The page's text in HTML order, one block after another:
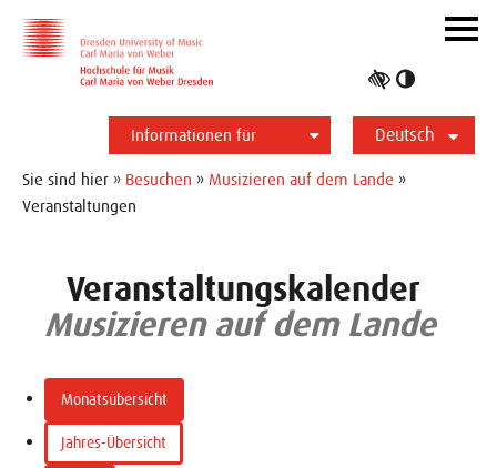
Informationen für
Studierende
Bewerber*innen
International
Presse
Alumni
Deutsch
English
ein-/
Sie sind hier » Besuchen » Musizieren auf dem Lande »
Veranstaltungen
Veranstaltungskalender
Musizieren auf dem Lande
Monatsübersicht
Jahres-Übersicht